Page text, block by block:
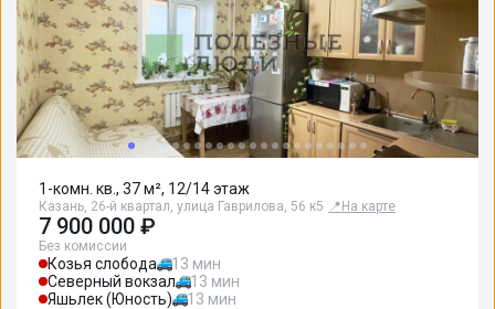
1-комн. кв., 37 м², 12/14 этаж
Казань, 26-й квартал, улица Гаврилова, 56 к5 📍 На карте
7 900 000 ₽
Без комиссии
Козья слобода
13 мин
Северный вокзал
13 мин
Яшьлек (Юность)
13 мин